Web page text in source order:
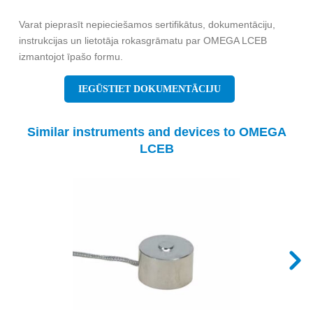
Varat pieprasīt nepieciešamos sertifikātus, dokumentāciju,
instrukcijas un lietotāja rokasgrāmatu par OMEGA LCEB
izmantojot īpašo formu.
IEGŪSTIET DOKUMENTĀCIJU
Similar instruments and devices to OMEGA
LCEB